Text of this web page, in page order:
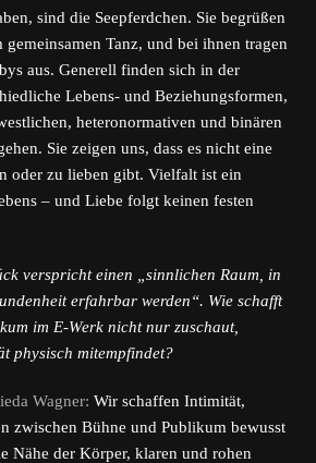
sind die Seepferdchen. Sie begrüßen
Tanz, und bei ihnen tragen
aus. Generell finden sich in der
Lebens- und Beziehungsformen,
heteronormativen und binären
Sie zeigen uns, dass es nicht eine
oder zu lieben gibt. Vielfalt ist ein
– und Liebe folgt keinen festen
verspricht einen „sinnlichen Raum, in
erfahrbar werden“. Wie schafft
im E-Werk nicht nur zuschaut,
physisch mitempfindet?
Wagner: Wir schaffen Intimität,
zwischen Bühne und Publikum bewusst
Nähe der Körper, klaren und rohen